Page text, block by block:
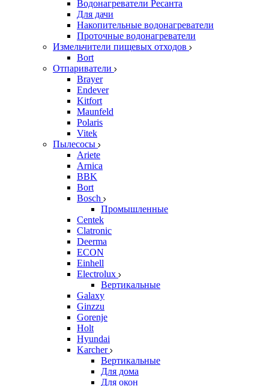
Водонагреватели Ресанта
Для дачи
Накопительные водонагреватели
Проточные водонагреватели
Измельчители пищевых отходов
Bort
Отпариватели
Brayer
Endever
Kitfort
Maunfeld
Polaris
Vitek
Пылесосы
Ariete
Arnica
BBK
Bort
Bosch
Промышленные
Centek
Clatronic
Deerma
ECON
Einhell
Electrolux
Вертикальные
Galaxy
Ginzzu
Gorenje
Holt
Hyundai
Karcher
Вертикальные
Для дома
Для окон